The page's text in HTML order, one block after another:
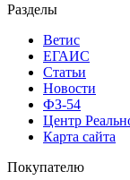
Разделы
Ветис
ЕГАИС
Статьи
Новости
ФЗ-54
Центр
Карта сайта
Покупателю